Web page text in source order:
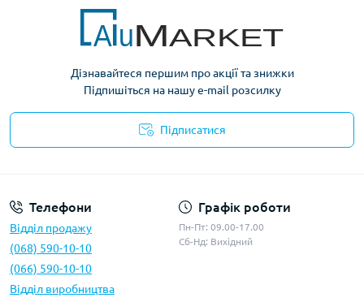
Дізнавайтеся першим про акції та знижки
Підпишіться на нашу e-mail розсилку
Підписатися
Телефони
Відділ продажу
(068) 590-10-10
(066) 590-10-10
Відділ виробництва
Графік роботи
Пн-Пт: 09.00-17.00
Сб-Нд: Вихідний